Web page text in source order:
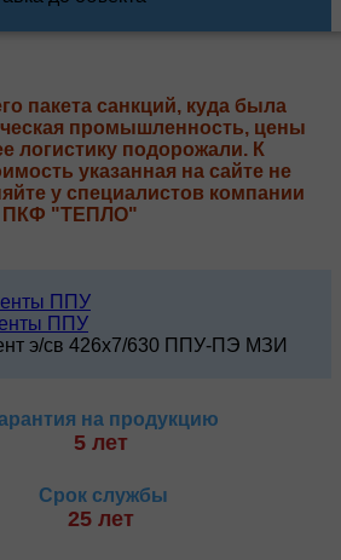
пакета санкций, куда была
промышленность, цены
логистику подорожали. К
указанная на сайте не
у специалистов компании
ПКФ "ТЕПЛО"
ППУ
ППУ
э/св 426х7/630 ППУ-ПЭ МЗИ
на продукцию
5 лет
Срок службы
25 лет